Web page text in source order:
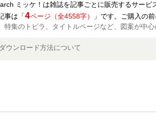
ミッケ！は雑誌を記事ごとに販売するサービ
事は「4ページ（全4558字）
」です。ご購入の
特集のトビラ、タイトルページなど、図案が中心
ウンロード方法について